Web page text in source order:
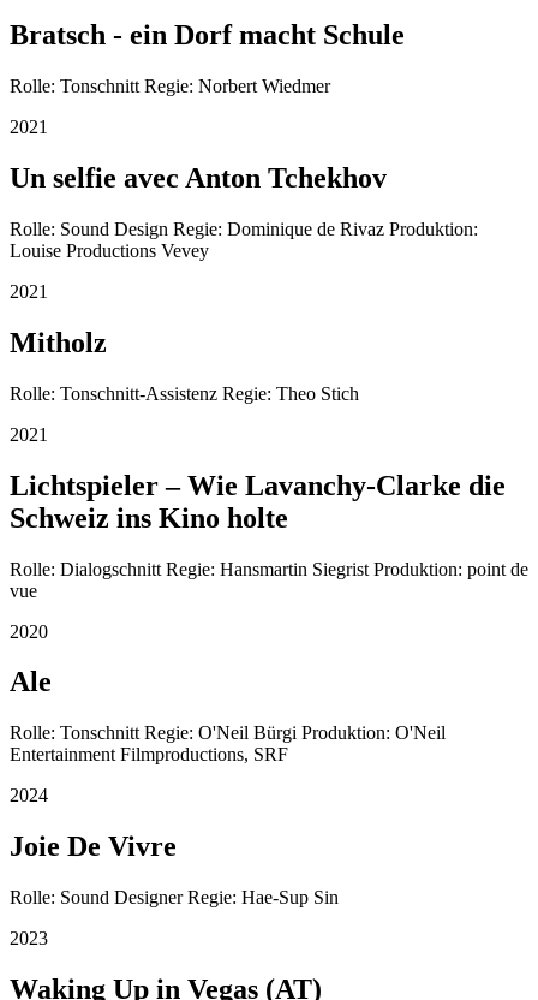
Bratsch - ein Dorf macht Schule
Rolle: Tonschnitt Regie: Norbert Wiedmer
2021
Un selfie avec Anton Tchekhov
Rolle: Sound Design Regie: Dominique de Rivaz Produktion:
Louise Productions Vevey
2021
Mitholz
Rolle: Tonschnitt-Assistenz Regie: Theo Stich
2021
Lichtspieler – Wie Lavanchy-Clarke die
Schweiz ins Kino holte
Rolle: Dialogschnitt Regie: Hansmartin Siegrist Produktion: point de
vue
2020
Ale
Rolle: Tonschnitt Regie: O'Neil Bürgi Produktion: O'Neil
Entertainment Filmproductions, SRF
2024
Joie De Vivre
Rolle: Sound Designer Regie: Hae-Sup Sin
2023
Waking Up in Vegas (AT)